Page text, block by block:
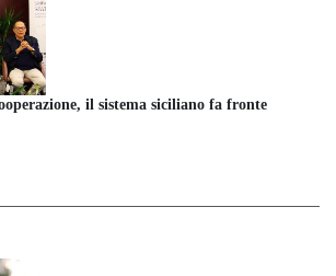
il sistema siciliano fa fronte